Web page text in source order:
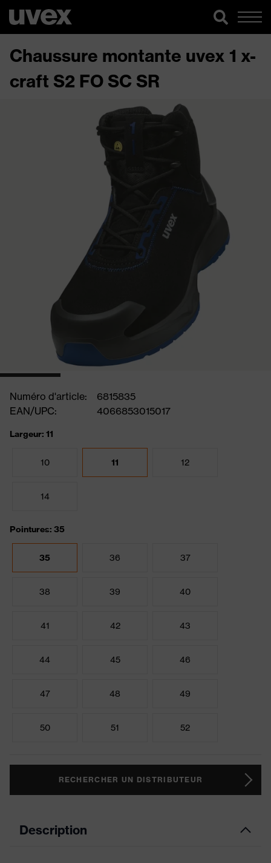
Chaussure montante uvex 1 x-
craft S2 FO SC SR
Numéro d'article:
6815835
EAN/UPC:
4066853015017
Largeur: 11
10 11 12
14
Pointures: 35
35 36 37
38 39 40
41 42 43
44 45 46
47 48 49
50 51 52
RECHERCHER UN DISTRIBUTEUR
Description